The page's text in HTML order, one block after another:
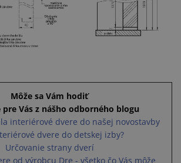
Môže sa Vám hodiť
pre Vás z nášho odborného blogu
interiérové dvere do našej novostavby
dvere do detskej izby?
Určovanie strany dverí
od výrobcu Dre - všetko čo Vás môže